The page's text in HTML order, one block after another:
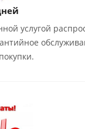
услугой